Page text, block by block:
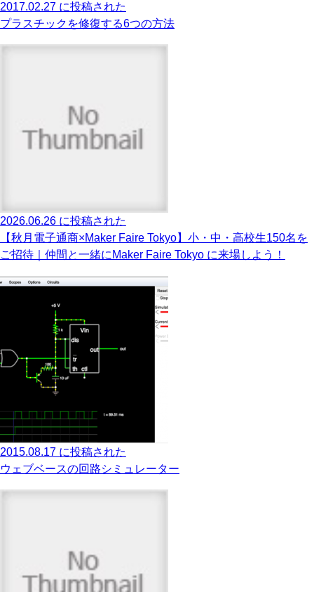
2017.02.27 に投稿された
プラスチックを修復する6つの方法
2026.06.26 に投稿された
【秋月電子通商×Maker Faire Tokyo】小・中・高校生150名を
ご招待｜仲間と一緒にMaker Faire Tokyo に来場しよう！
2015.08.17 に投稿された
ウェブベースの回路シミュレーター